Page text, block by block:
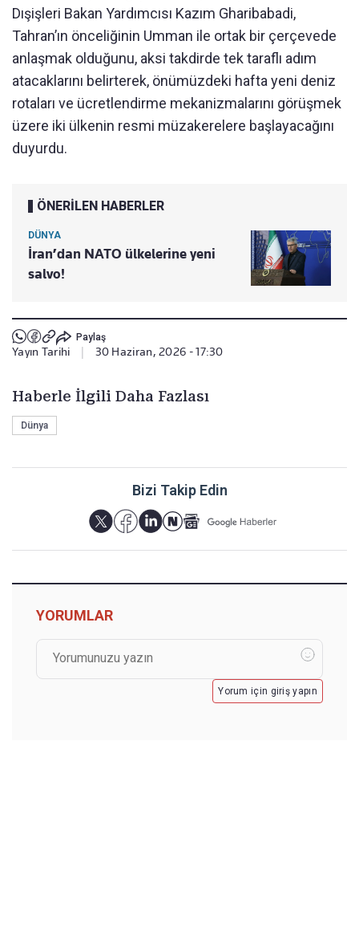
Dışişleri Bakan Yardımcısı Kazım Gharibabadi,
Tahran’ın önceliğinin Umman ile ortak bir çerçevede
anlaşmak olduğunu, aksi takdirde tek taraflı adım
atacaklarını belirterek, önümüzdeki hafta yeni deniz
rotaları ve ücretlendirme mekanizmalarını görüşmek
üzere iki ülkenin resmi müzakerelere başlayacağını
duyurdu.
ÖNERİLEN HABERLER
DÜNYA
İran’dan NATO ülkelerine yeni
salvo!
Paylaş
Yayın Tarihi 30 Haziran, 2026 - 17:30
Haberle İlgili Daha Fazlası
Dünya
Bizi Takip Edin
YORUMLAR
Yorum için giriş yapın